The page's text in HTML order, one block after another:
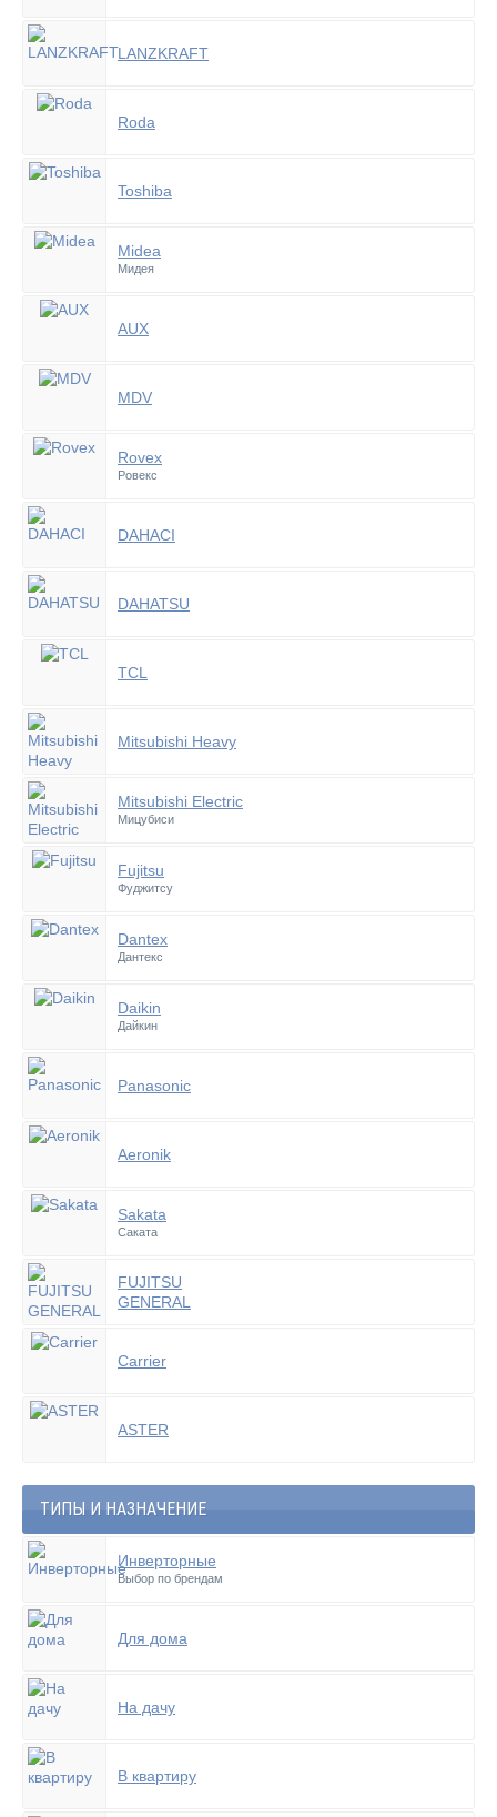
LANZKRAFT
Roda
Toshiba
Midea
Мидея
AUX
MDV
Rovex
Ровекс
DAHACI
DAHATSU
TCL
Mitsubishi Heavy
Mitsubishi Electric
Мицубиси
Fujitsu
Фуджитсу
Dantex
Дантекс
Daikin
Дайкин
Panasonic
Aeronik
Sakata
Саката
FUJITSU
GENERAL
Carrier
ASTER
ТИПЫ И НАЗНАЧЕНИЕ
Инверторные
Выбор по брендам
Для дома
На дачу
В квартиру